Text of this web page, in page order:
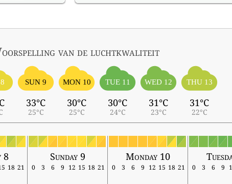
van de luchtkwaliteit
SUN 9
33°C
25°C
MON 10
30°C
25°C
TUE 11
30°C
24°C
WED 12
31°C
23°C
THU 13
31°C
22°C
8 Sunday 9 Monday 10
18 21 0 3 6 9 12 15 18 21 0 3 6 9 12 15 18 21 0 3 6 9